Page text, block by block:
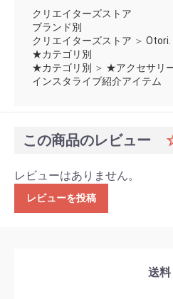
クリエイターズストア
ブランド別
クリエイターズストア ＞ Otori.
★カテゴリ別
★カテゴリ別 ＞ ★アクセサリ
インスタライブ紹介アイテム
この商品のレビュー
レビューはありません。
レビューを投稿
送料